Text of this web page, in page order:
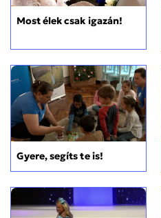
Most élek csak igazán!
Gyere, segíts te is!